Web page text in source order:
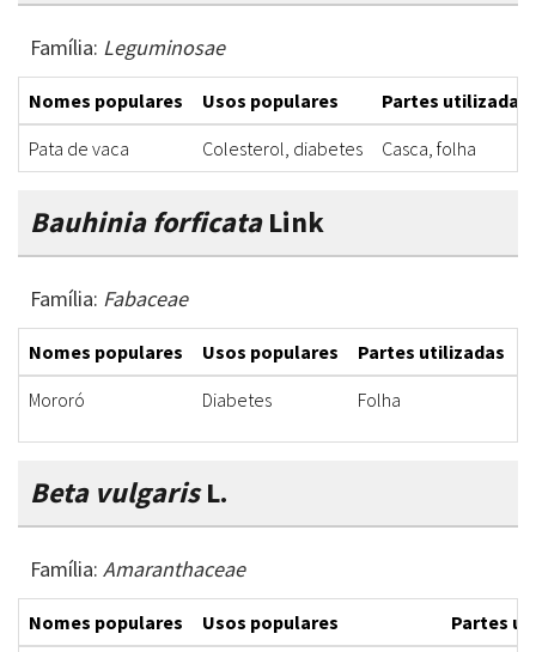
Família: Leguminosae
Nomes populares Usos populares
Partes utilizadas
Pata de vaca
Colesterol, diabetes Casca, folha
Bauhinia forficataLink
Família: Fabaceae
Nomes populares Usos populares Partes utilizadas
Mororó
Diabetes Folha
Beta vulgarisL.
Família: Amaranthaceae
Nomes populares Usos populares Partes